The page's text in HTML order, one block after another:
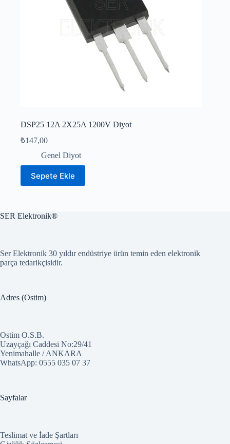
DSP25 12A 2X25A 1200V Diyot
₺147,00
Genel Diyot
Sepete Ekle
SER Elektronik®
Ser Elektronik 30 yıldır endüstriye ürün temin eden elektronik
parça tedarikçisidir.
Adres (Ostim)
Ostim O.S.B.
Uzayçağı Caddesi No:29/41
Yenimahalle / ANKARA
WhatsApp: 0555 035 07 37
Sayfalar
Teslimat ve İade Şartları